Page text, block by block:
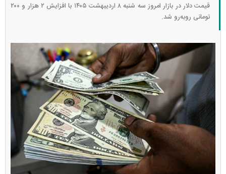
قیمت دلار در بازار امروز سه شنبه ۸ اردیبهشت ۱۴۰۵ با افزایش ۲ هزار و ۲۰۰
تومانی رو‌به‌رو شد.